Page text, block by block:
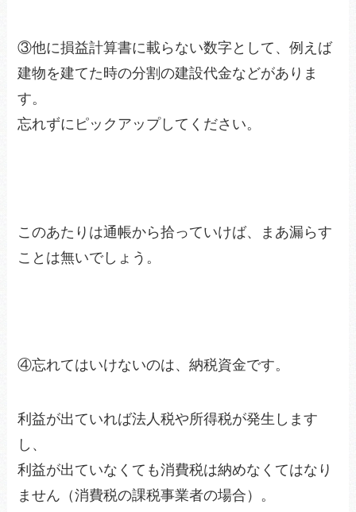
③他に損益計算書に載らない数字として、例えば
建物を建てた時の分割の建設代金などがありま
す。
忘れずにピックアップしてください。
このあたりは通帳から拾っていけば、まあ漏らす
ことは無いでしょう。
④忘れてはいけないのは、納税資金です。
利益が出ていれば法人税や所得税が発生します
し、
利益が出ていなくても消費税は納めなくてはなり
ません（消費税の課税事業者の場合）。